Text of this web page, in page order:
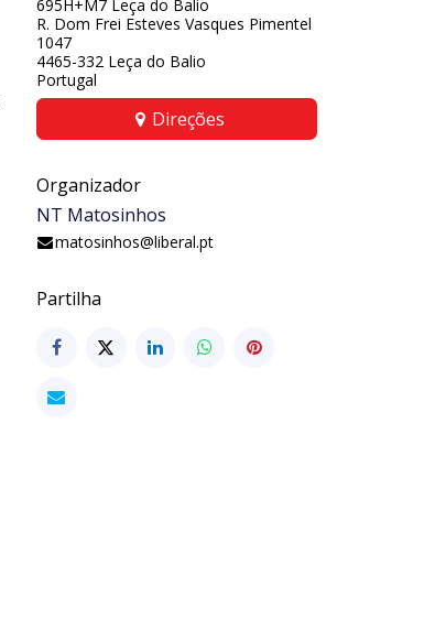
695H+M7 Leça do Balio
R. Dom Frei Esteves Vasques Pimentel
1047
4465-332 Leça do Balio
Portugal
Direções
Organizador
NT Matosinhos
matosinhos@liberal.pt
Partilha